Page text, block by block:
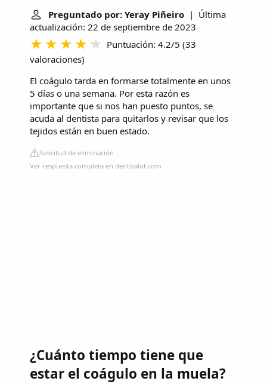
Preguntado por: Yeray Piñeiro | Última
actualización: 22 de septiembre de 2023
Puntuación: 4.2/5 (33
valoraciones)
El coágulo tarda en formarse totalmente en unos
5 días o una semana. Por esta razón es
importante que si nos han puesto puntos, se
acuda al dentista para quitarlos y revisar que los
tejidos están en buen estado.
Solicitud de eliminación
Ver respuesta completa en dentisalut.com
¿Cuánto tiempo tiene que
estar el coágulo en la muela?